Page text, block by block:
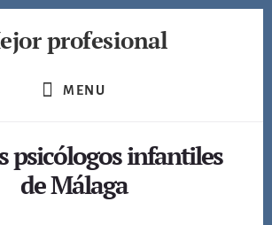
profesional
MENU
psicólogos infantiles
de Málaga